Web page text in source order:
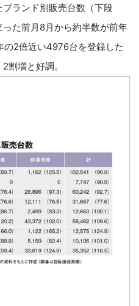
ランド別販売台数（下段
た前月8月から約半数が前年
の2倍近い4976台を登録した
割増と好調。